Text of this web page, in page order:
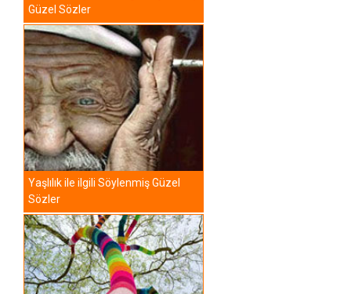
Güzel Sözler
Yaşlılık ile ilgili Söylenmiş Güzel
Sözler